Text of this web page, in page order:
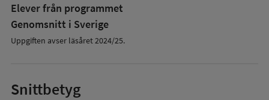
Elever från programmet
Genomsnitt i Sverige
Uppgiften avser läsåret 2024/25.
Snittbetyg